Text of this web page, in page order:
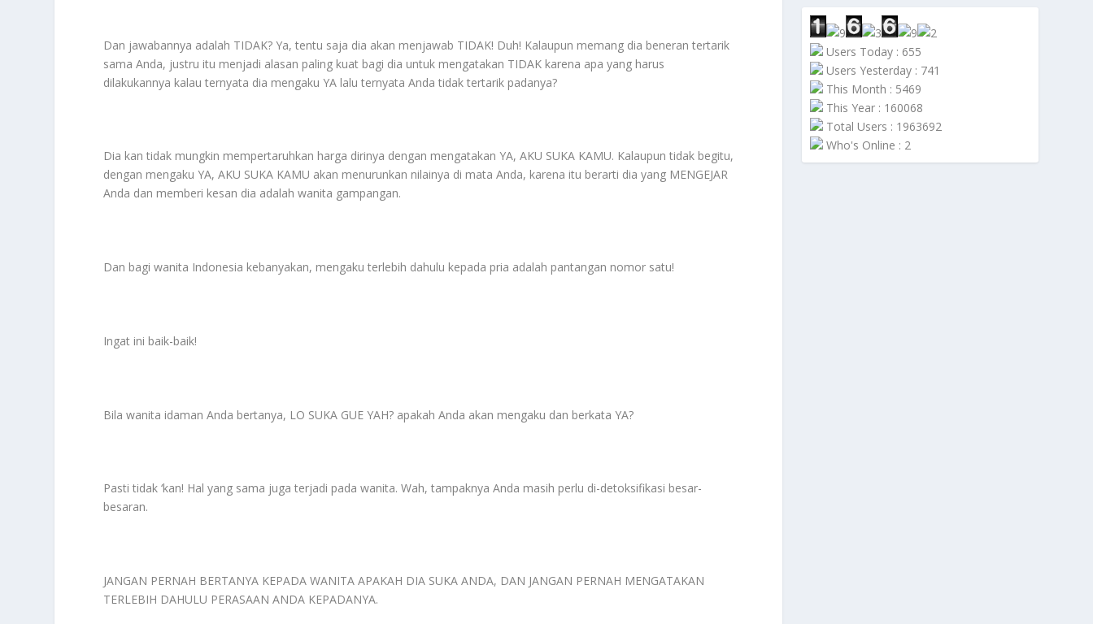
Dan jawabannya adalah TIDAK? Ya, tentu saja dia akan menjawab TIDAK! Duh! Kalaupun memang dia beneran tertarik
sama Anda, justru itu menjadi alasan paling kuat bagi dia untuk mengatakan TIDAK karena apa yang harus
dilakukannya kalau ternyata dia mengaku YA lalu ternyata Anda tidak tertarik padanya?
Dia kan tidak mungkin mempertaruhkan harga dirinya dengan mengatakan YA, AKU SUKA KAMU. Kalaupun tidak begitu,
dengan mengaku YA, AKU SUKA KAMU akan menurunkan nilainya di mata Anda, karena itu berarti dia yang MENGEJAR
Anda dan memberi kesan dia adalah wanita gampangan.
Dan bagi wanita Indonesia kebanyakan, mengaku terlebih dahulu kepada pria adalah pantangan nomor satu!
Ingat ini baik-baik!
Bila wanita idaman Anda bertanya, LO SUKA GUE YAH? apakah Anda akan mengaku dan berkata YA?
Pasti tidak ‘kan! Hal yang sama juga terjadi pada wanita. Wah, tampaknya Anda masih perlu di-detoksifikasi besar-
besaran.
JANGAN PERNAH BERTANYA KEPADA WANITA APAKAH DIA SUKA ANDA, DAN JANGAN PERNAH MENGATAKAN
TERLEBIH DAHULU PERASAAN ANDA KEPADANYA.
Users Today : 655
Users Yesterday : 741
This Month : 5469
This Year : 160068
Total Users : 1963692
Who's Online : 2